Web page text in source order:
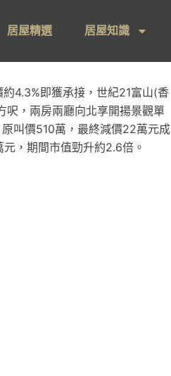
居屋精選 居屋知識
4.3%即獲承接，世紀21富山(香
呎，兩房兩廳向北享開揚景觀單
叫價510萬，最終減價22萬元成
，期間市值勁升約2.6倍。